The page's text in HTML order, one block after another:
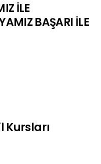
İLE
BAŞARI İLE
Kursları